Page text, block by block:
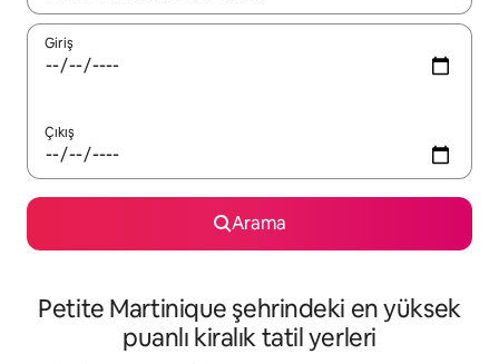
Giriş
Çıkış
Arama
Petite Martinique şehrindeki en yüksek
puanlı kiralık tatil yerleri